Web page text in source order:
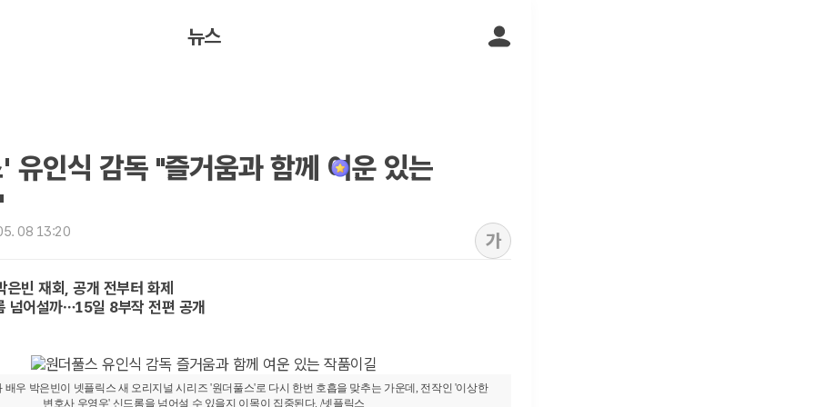
뉴스
유인식 감독 "즐거움과 함께 여운 있는
08 13:20 가
은빈 재회, 공개 전부터 화제
넘어설까…15일 8부작 전편 공개
배우 박은빈이 넷플릭스 새 오리지널 시리즈 '원더풀스'로 다시 한번 호흡을 맞추는 가운데, 전작인 '이상한
변호사 우영우' 신드롬을 넘어설 수 있을지 이목이 집중된다. /넷플릭스